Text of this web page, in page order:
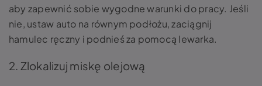
aby zapewnić sobie wygodne warunki do pracy. Jeśli
nie, ustaw auto na równym podłożu, zaciągnij
hamulec ręczny i podnieś za pomocą lewarka.
2. Zlokalizuj miskę olejową